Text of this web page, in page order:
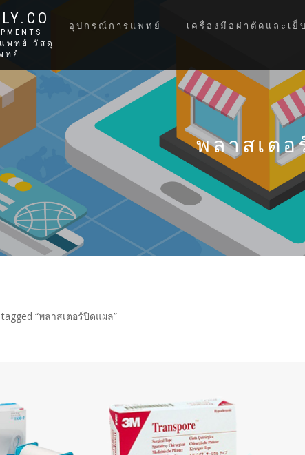
แพทย์ วัสดุ
ทย์
อุปกรณ์การแพทย์ เครื่องมือผ่าตัดและเย็
พลาสเต
“พลาสเตอร์ปิดแผล”